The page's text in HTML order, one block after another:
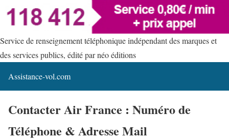
Service de renseignement téléphonique indépendant des marques et
des services publics, édité par néo éditions
Assistance-vol.com
Contacter Air France : Numéro de
Téléphone & Adresse Mail